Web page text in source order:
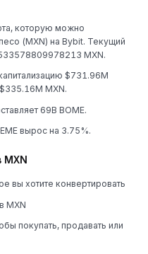
которую можно
(MXN) на Bybit. Текущий
MXN.
$731.96M
MXN.
69B BOME.
вырос на 3.75%.
MXN
вы хотите конвертировать
MXN
покупать, продавать или